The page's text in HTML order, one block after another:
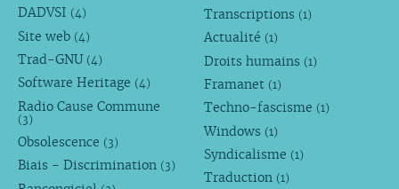
DADVSI (4)
Site web (4)
Trad-GNU (4)
Software Heritage (4)
Radio Cause Commune
(3)
Obsolescence (3)
Biais - Discrimination (3)
Transcriptions (1)
Actualité (1)
Droits humains (1)
Framanet (1)
Techno-fascisme (1)
Windows (1)
Syndicalisme (1)
Traduction (1)